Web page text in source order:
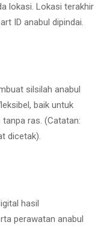
lokasi. Lokasi terakhir
ID anabul dipindai.
silsilah anabul
baik untuk
ras. (Catatan:
dicetak).
hasil
perawatan anabul